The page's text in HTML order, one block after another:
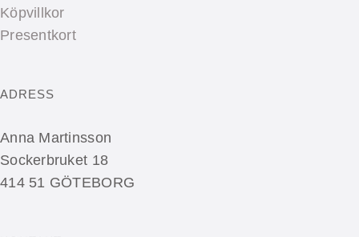
Köpvillkor
Presentkort
ADRESS
Anna Martinsson
Sockerbruket 18
414 51 GÖTEBORG